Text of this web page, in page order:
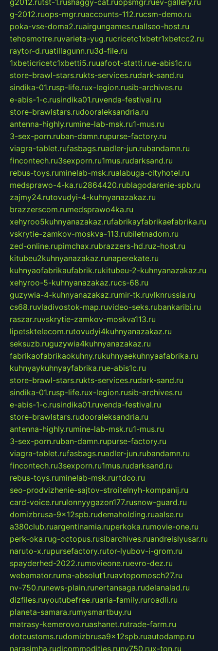
g-2012.ruops-mgr.ruaccounts-112.rucsm-demo.ru
poka-vse-doma2.ruairgungames.ruallseo-host.ru
tehosmotre.ruvarieta-yug.rucricetc1xbetr1xbetcc2.ru
raytor-d.ruatillagunn.ru3d-file.ru
1xbeticricetc1xbetti5.ruuafoot-statti.rue-abis1c.ru
store-brawl-stars.rukts-services.rudark-sand.ru
sindika-01.rusp-life.rux-legion.rusib-archives.ru
e-abis-1-c.rusindika01.ruvenda-festival.ru
store-brawlstars.rudooraleksandria.ru
antenna-highly.rumine-lab-msk.ru1-mus.ru
3-sex-porn.ruban-damn.rupurse-factory.ru
viagra-tablet.rufasbags.ruadler-jun.rubandamn.ru
fincontech.ru3sexporn.ru1mus.rudarksand.ru
rebus-toys.ruminelab-msk.rualabuga-cityhotel.ru
medsprawo-4-ka.ru2864420.rublagodarenie-spb.ru
zajmy24.rutovudyi-4-kuhnyanazakaz.ru
brazzerscom.rumedsprawo4ka.ru
xehyroo5kuhnyanazakaz.rufabrikayfabrikaefabrika.ru
vskrytie-zamkov-moskva-113.rubiletnadom.ru
zed-online.rupimchax.rubrazzers-hd.ruz-host.ru
kitubeu2kuhnyanazakaz.runaperekate.ru
kuhnyaofabrikaufabrik.rukitubeu-2-kuhnyanazakaz.ru
xehyroo-5-kuhnyanazakaz.rucs-68.ru
guzywia-4-kuhnyanazakaz.rumir-tk.ruvlknrussia.ru
cs68.ruvladivostok-map.ruvideo-seks.rubankaribi.ru
raszar.ruvskrytie-zamkov-moskva113.ru
lipetsktelecom.rutovudyi4kuhnyanazakaz.ru
seksuzb.ruguzywia4kuhnyanazakaz.ru
fabrikaofabrikaokuhny.rukuhnyaekuhnyaafabrika.ru
kuhnyaykuhnyayfabrika.rue-abis1c.ru
store-brawl-stars.rukts-services.rudark-sand.ru
sindika-01.rusp-life.rux-legion.rusib-archives.ru
e-abis-1-c.rusindika01.ruvenda-festival.ru
store-brawlstars.rudooraleksandria.ru
antenna-highly.rumine-lab-msk.ru1-mus.ru
3-sex-porn.ruban-damn.rupurse-factory.ru
viagra-tablet.rufasbags.ruadler-jun.rubandamn.ru
fincontech.ru3sexporn.ru1mus.rudarksand.ru
rebus-toys.ruminelab-msk.rurtdco.ru
seo-prodvizhenie-sajtov-stroitelnyh-kompanij.ru
card-voice.rurulonnyygazon177.rusnow-guard.ru
domizbrusa-9x12spb.rudemaholding.ruaalse.ru
a380club.ruargentinamia.ruperkoka.rumovie-one.ru
perk-oka.rug-octopus.rusibarchives.ruandreislyusar.ru
naruto-x.rupursefactory.rutor-lyubov-i-grom.ru
spayderhed-2022.rumovieone.ruevro-dez.ru
webamator.ruma-absolut1.ruavtopomosch27.ru
nv-750.runews-plain.runertansaga.rudelanalad.ru
dizfiles.ruyoutubefree.ruaria-family.ruroadli.ru
planeta-samara.rumysmartbuy.ru
matrasy-kemerovo.ruashanet.rutrade-farm.ru
dotcustoms.rudomizbrusa9x12spb.ruautodamp.ru
narasimha.rudjcommodities.runv750.rux-ton.ru